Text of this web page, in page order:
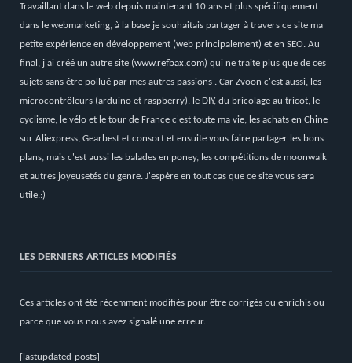
Travaillant dans le web depuis maintenant 10 ans et plus spécifiquement
dans le webmarketing, à la base je souhaitais partager à travers ce site ma
petite expérience en développement (web principalement) et en SEO. Au
final, j'ai créé un autre site (www.refbax.com) qui ne traite plus que de ces
sujets sans être pollué par mes autres passions . Car Zvoon c'est aussi, les
microcontrôleurs (arduino et raspberry), le DIY, du bricolage au tricot, le
cyclisme, le vélo et le tour de France c'est toute ma vie, les achats en Chine
sur Aliexpress, Gearbest et consort et ensuite vous faire partager les bons
plans, mais c'est aussi les balades en poney, les compétitions de moonwalk
et autres joyeusetés du genre. J'espère en tout cas que ce site vous sera
utile.:)
LES DERNIERS ARTICLES MODIFIÉS
Ces articles ont été récemment modifiés pour être corrigés ou enrichis ou
parce que vous nous avez signalé une erreur.
[lastupdated-posts]